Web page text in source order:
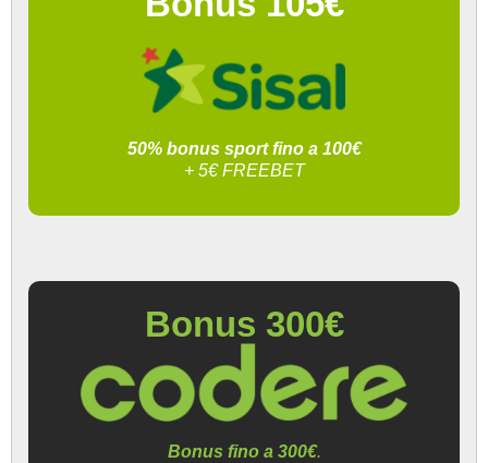
50% bonus sport fino a 100€
+ 5€ FREEBET
Bonus 300€
Bonus fino a 300€.